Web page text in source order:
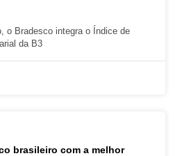
o Bradesco integra o Índice de
da B3
brasileiro com a melhor